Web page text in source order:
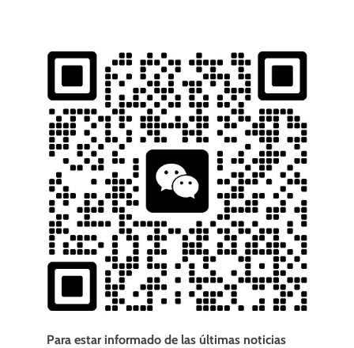
Para estar informado de las últimas noticias